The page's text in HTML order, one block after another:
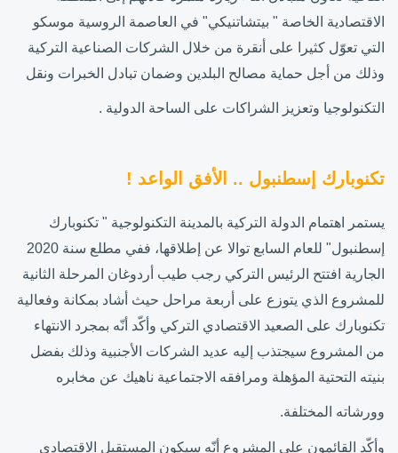
الاقتصادية الخاصة " بيتشاتنيكي" في العاصمة الروسية موسكو
التي تعوّل كثيرا على أنقرة من خلال الشركات الصناعية التركية
وذلك من أجل حماية مصالح البلدين وضمان تبادل الخبرات ونقل
التكنولوجيا وتعزيز الشراكات على الساحة الدولية .
تكنوبارك إسطنبول .. الأفق الواعد !
يستمر اهتمام الدولة التركية بالمدينة التكنولوجية " تكنوبارك
إسطنبول" للعام السابع توالا عن إطلاقها، ففي مطلع سنة 2020
الجارية افتتح الرئيس التركي رجب طيب أردوغان المرحلة الثانية
للمشروع الذي يتوزع على أربعة مراحل حيث أشاد بمكانة وفعالية
تكنوبارك على الصعيد الاقتصادي التركي وأكّد أنّه بمجرد الانتهاء
من المشروع سيجتذب إليه عديد الشركات الأجنبية وذلك بفضل
بنيته التحتية المؤهلة ومرافقه الاجتماعية ناهيك عن مخابره
وورشاته المختلفة.
وأكّد القائمون على المشروع أنّه سيكون المستقبل الاقتصادي